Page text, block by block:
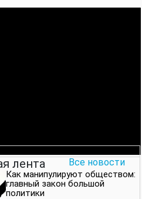
×
лента Все новости
Как манипулируют обществом:
главный закон большой
политики